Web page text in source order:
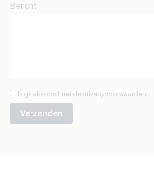
Bericht
Ik ga akkoord met de privacyvoorwaarden
Verzenden